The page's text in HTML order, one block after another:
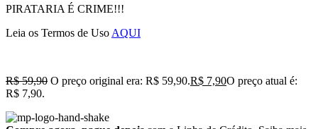
PIRATARIA É CRIME!!!
Leia os Termos de Uso AQUI
R$59,90 O preço original era: R$ 59,90.R$ 7,90O preço atual é:
R$ 7,90.